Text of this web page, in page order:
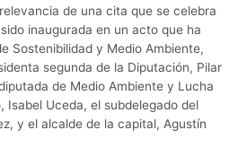
de una cita que se celebra
inaugurada en un acto que ha
Sostenibilidad y Medio Ambiente,
segunda de la Diputación, Pilar
de Medio Ambiente y Lucha
Isabel Uceda, el subdelegado del
y el alcalde de la capital, Agustín